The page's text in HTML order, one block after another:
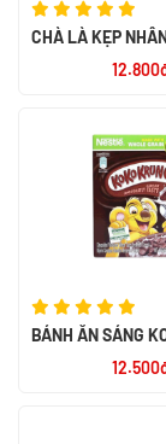
CHÀ LÀ KẸP
MIX NUTS 60G -
BÁNH ĂN SÁNG